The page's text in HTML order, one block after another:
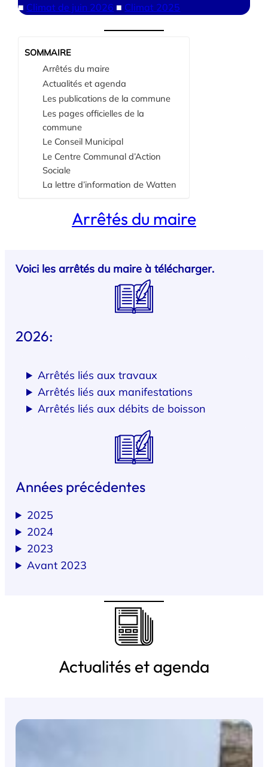
■ Climat de juin 2026 ■ Climat 2025
SOMMAIRE
Arrêtés du maire
Actualités et agenda
Les publications de la commune
Les pages officielles de la
commune
Le Conseil Municipal
Le Centre Communal d’Action
Sociale
La lettre d’information de Watten
Arrêtés du maire
Voici les arrêtés du maire à télécharger.
2026:
Arrêtés liés aux travaux
Arrêtés liés aux manifestations
Arrêtés liés aux débits de boisson
Années précédentes
2025
2024
2023
Avant 2023
Actualités et agenda